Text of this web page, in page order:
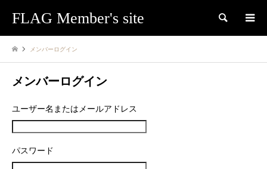
FLAG Member's site 検索
メンバーログイン
メンバーログイン
ユーザー名またはメールアドレス
パスワード